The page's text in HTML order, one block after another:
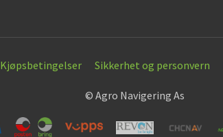
Kjøpsbetingelser Sikkerhet og personvern
© Agro Navigering As